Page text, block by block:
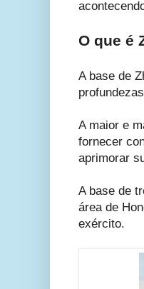
O que é
A base de
A maior e
fornecer
aprimorar
A base de
área de
exército.